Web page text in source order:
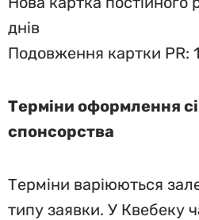
днів
Подовження картки PR:
Терміни оформлення
спонсорства
Терміни варіюються
типу заявки. У Квебеку